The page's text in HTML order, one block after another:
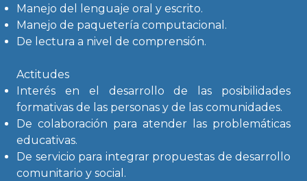
Manejo del lenguaje oral y escrito.
Manejo de paquetería computacional.
De lectura a nivel de comprensión.
Actitudes
Interés en el desarrollo de las posibilidades
formativas de las personas y de las comunidades.
De colaboración para atender las problemáticas
educativas.
De servicio para integrar propuestas de desarrollo
comunitario y social.